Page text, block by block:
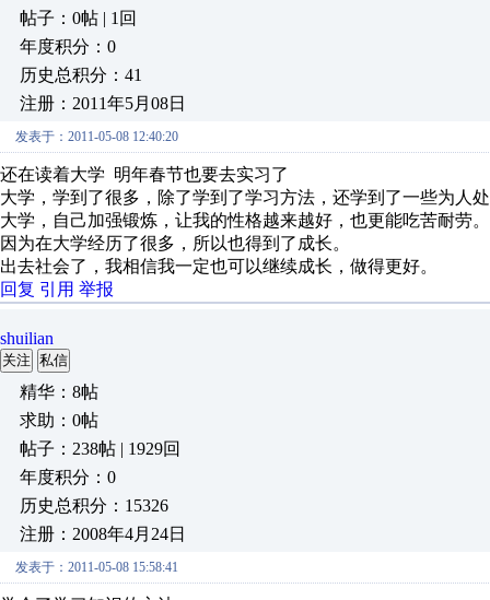
帖子：0帖 | 1回
年度积分：0
历史总积分：41
注册：2011年5月08日
发表于：2011-05-08 12:40:20
还在读着大学 明年春节也要去实习了
大学，学到了很多，除了学到了学习方法，还学到了一些为人
大学，自己加强锻炼，让我的性格越来越好，也更能吃苦耐劳。
因为在大学经历了很多，所以也得到了成长。
出去社会了，我相信我一定也可以继续成长，做得更好。
回复 引用 举报
shuilian
关注 私信
精华：8帖
求助：0帖
帖子：238帖 | 1929回
年度积分：0
历史总积分：15326
注册：2008年4月24日
发表于：2011-05-08 15:58:41